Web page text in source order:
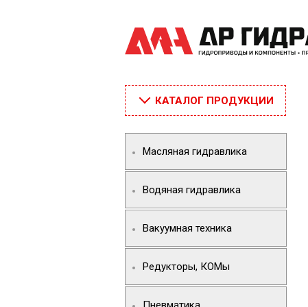
КАТАЛОГ ПРОДУКЦИИ
Масляная гидравлика
Водяная гидравлика
Вакуумная техника
Редукторы, КОМы